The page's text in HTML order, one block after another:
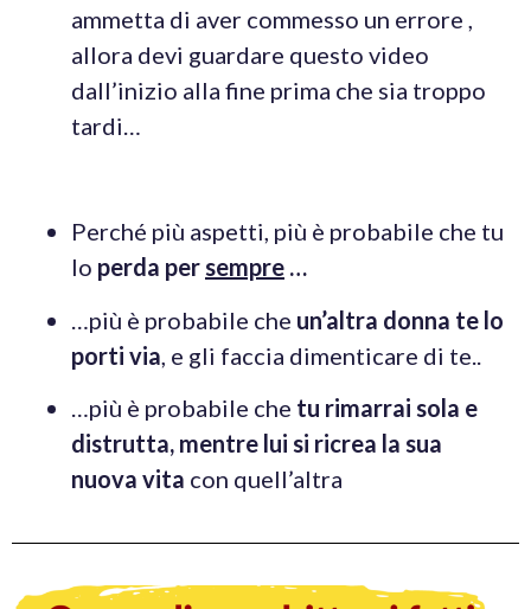
ammetta di aver commesso un errore ,
allora devi guardare questo video
dall’inizio alla fine prima che sia troppo
tardi…
Perché più aspetti, più è probabile che tu
lo perda persempre …
…più è probabile che un’altra donna te lo
porti via , e gli faccia dimenticare di te..
…più è probabile che tu rimarrai sola e
distrutta, mentre lui si ricrea la sua
nuova vita con quell’altra